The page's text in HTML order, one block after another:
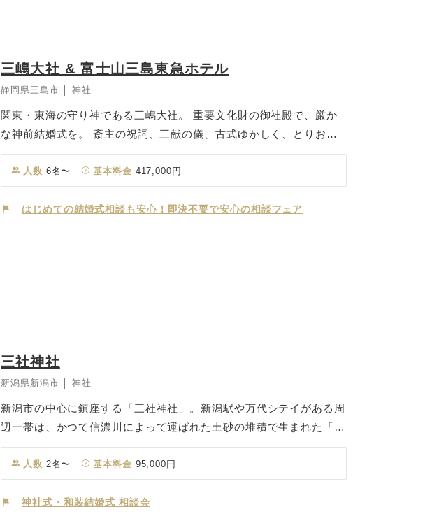
三嶋大社 & 富士山三島東急ホテル
静岡県三島市 │ 神社
関東・東海の守り神である三嶋大社。 重要文化財の御社殿で、厳か
な神前結婚式を。 斎主の祝詞、三献の儀、古式ゆかしく、とりおこ
なわれる神前での挙式は、 おふたりの愛の絆を堅く深く結びあう婚
礼の神事です。 緑の木立に囲まれた神殿へ、玉砂利を踏みしめて歩
むとき、おふたりの心は厳かな思いに満たされます。 挙式の後は富
士山三島東急ホテルで、高層階から富士山を眺めながらのお食事会
人数 6名〜 基本料金 417,000円
はじめての結婚式相談も安心！即決不要で安心の相談フェア
三社神社
新潟県新潟市 │ 神社
新潟市の中心に鎮座する「三社神社」。新潟駅や万代シテイがある周
辺一帯は、かつて信濃川によって運ばれた土砂の堆積で生まれた「流
作場」という河口の島でした。江戸時代に開拓が始まり、延享三
(1756)年八月、開拓者たちの安全と守護を祈願して創建されたのが神
社の始まりです。 その由緒から「無から有を生み出す」、新しいこ
とを始める際に祈願すると成功に導いてくださるとして崇められてい
人数 2名〜 基本料金 95,000円
神社式・和装結婚式 相談会